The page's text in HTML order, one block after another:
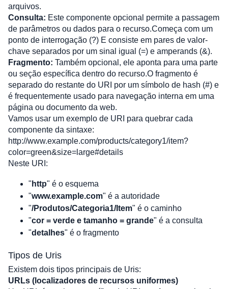
arquivos.
Consulta: Este componente opcional permite a passagem
de parâmetros ou dados para o recurso.Começa com um
ponto de interrogação (?) E consiste em pares de valor-
chave separados por um sinal igual (=) e amperands (&).
Fragmento: Também opcional, ele aponta para uma parte
ou seção específica dentro do recurso.O fragmento é
separado do restante do URI por um símbolo de hash (#) e
é frequentemente usado para navegação interna em uma
página ou documento da web.
Vamos usar um exemplo de URI para quebrar cada
componente da sintaxe:
http://www.example.com/products/category1/item?
color=green&size=large#details
Neste URI:
" http" é o esquema
"www.example.com" é a autoridade
"/Produtos/Categoria1/Item" é o caminho
"cor = verde e tamanho = grande" é a consulta
"detalhes" é o fragmento
Tipos de Uris
Existem dois tipos principais de Uris:
URLs (localizadores de recursos uniformes)